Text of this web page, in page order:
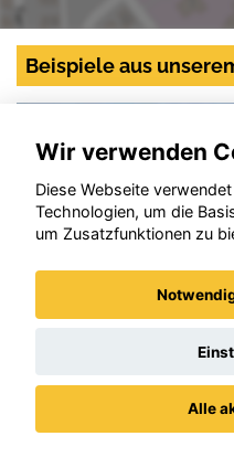
Beispiele aus
Wir verwenden
Diese Webseite
Technologien, um die
um Zusatzfunktionen zu
Alle